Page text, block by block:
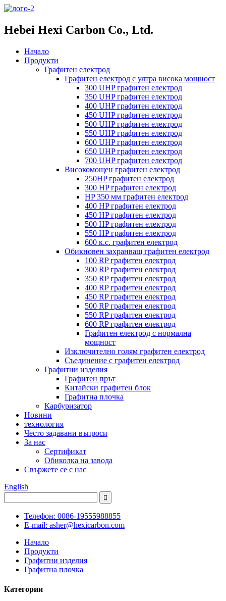
Hebei Hexi Carbon Co., Ltd.
Начало
Продукти
Графитен електрод
Графитен електрод с ултра висока мощност
300 UHP графитен електрод
350 UHP графитен електрод
400 UHP графитен електрод
450 UHP графитен електрод
500 UHP графитен електрод
550 UHP графитен електрод
600 UHP графитен електрод
650 UHP графитен електрод
700 UHP графитен електрод
Високомощен графитен електрод
250HP графитен електрод
300 HP графитен електрод
HP 350 мм графитен електрод
400 HP графитен електрод
450 HP графитен електрод
500 HP графитен електрод
550 HP графитен електрод
600 к.с. графитен електрод
Обикновен захранващ графитен електрод
100 RP графитен електрод
300 RP графитен електрод
350 RP графитен електрод
400 RP графитен електрод
450 RP графитен електрод
500 RP графитен електрод
550 RP графитен електрод
600 RP графитен електрод
Графитен електрод с нормална
мощност
Изключително голям графитен електрод
Съединение с графитен електрод
Графитни изделия
Графитен прът
Китайски графитен блок
Графитна плочка
Карбуризатор
Новини
технология
Често задавани въпроси
За нас
Сертификат
Обиколка на завода
Свържете се с нас
English
Телефон: 0086-19555988855
E-mail: asher@hexicarbon.com
Начало
Продукти
Графитни изделия
Графитна плочка
Категории